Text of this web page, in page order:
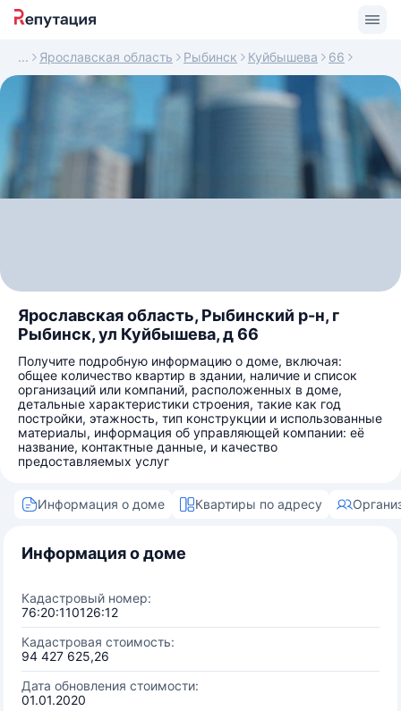
Ярославская область Рыбинск Куйбышева 66
Ярославская область, Рыбинский р-н, г
Рыбинск, ул Куйбышева, д 66
Получите подробную информацию о доме, включая:
общее количество квартир в здании, наличие и список
организаций или компаний, расположенных в доме,
детальные характеристики строения, такие как год
постройки, этажность, тип конструкции и использованные
материалы, информация об управляющей компании: её
название, контактные данные, и качество
предоставляемых услуг
Информация о доме Квартиры по адресу
Информация о доме
Кадастровый номер:
76:20:110126:12
Кадастровая стоимость:
94 427 625,26
Дата обновления стоимости:
01.01.2020